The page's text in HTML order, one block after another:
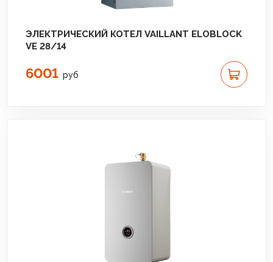
ЭЛЕКТРИЧЕСКИЙ КОТЕЛ VAILLANT ELOBLOCK
VE 28/14
6001 руб